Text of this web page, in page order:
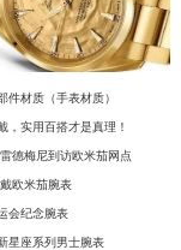
件材质（手表材质）
，实用百搭才是真理！
雷德梅尼到访欧米茄网点
戴欧米茄腕表
会纪念腕表
星座系列男士腕表